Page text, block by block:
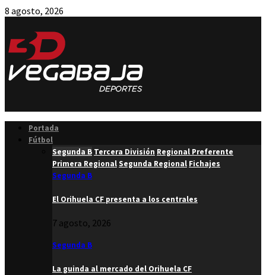
8 agosto, 2026
Portada
Fútbol
Segunda B Tercera División Regional Preferente
Primera RegionalSegunda Regional Fichajes
Segunda B
El Orihuela CF presenta a los centrales
7 agosto, 2026
Segunda B
La guinda al mercado del Orihuela CF